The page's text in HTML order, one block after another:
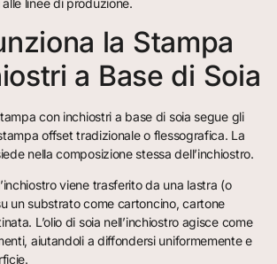
linee di produzione.
la Stampa
a Base di Soia
con inchiostri a base di soia segue gli
offset tradizionale o flessografica. La
nella composizione stessa dell’inchiostro.
viene trasferito da una lastra (o
un substrato come cartoncino, cartone
L’olio di soia nell’inchiostro agisce come
aiutandoli a diffondersi uniformemente e